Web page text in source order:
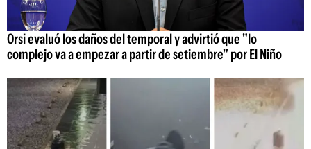
Orsi evaluó los daños del temporal y advirtió que "lo
complejo va a empezar a partir de setiembre" por El Niño